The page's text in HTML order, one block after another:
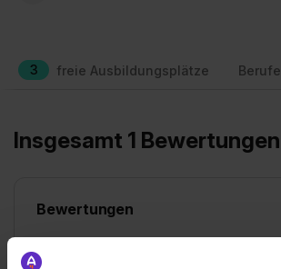
3 freie Ausbildungsplätze Berufe
Insgesamt 1 Bewertungen
Bewertungen
Weiterempfehlungsrate